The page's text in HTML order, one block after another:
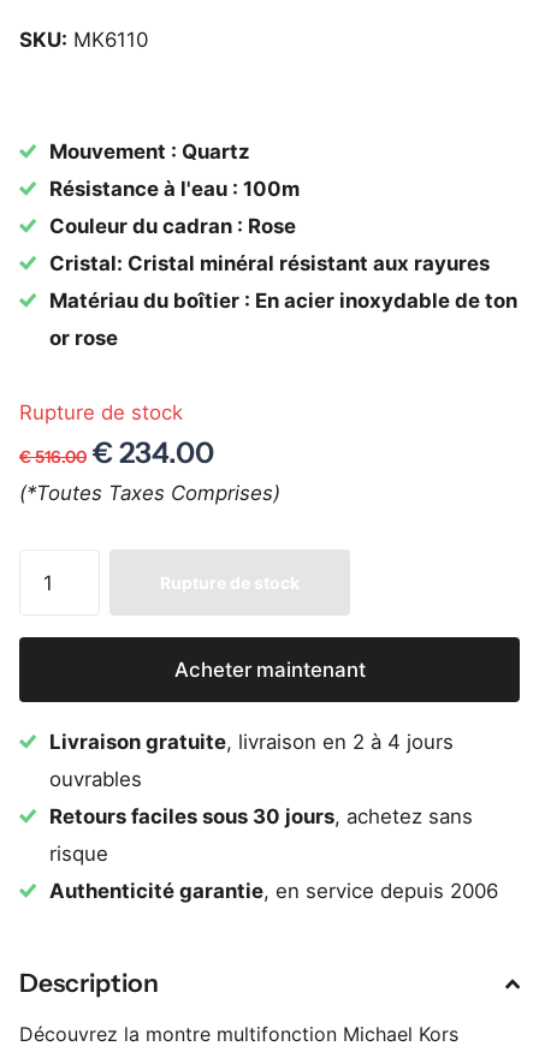
SKU: MK6110
Mouvement : Quartz
Résistance à l'eau : 100m
Couleur du cadran : Rose
Cristal: Cristal minéral résistant aux rayures
Matériau du boîtier : En acier inoxydable de ton
or rose
Rupture de stock
€ 516.00 € 234.00
(*Toutes Taxes Comprises)
Rupture de stock
Acheter maintenant
Livraison gratuite, livraison en 2 à 4 jours
ouvrables
Retours faciles sous 30 jours, achetez sans
risque
Authenticité garantie, en service depuis 2006
Description
Découvrez la montre multifonction Michael Kors